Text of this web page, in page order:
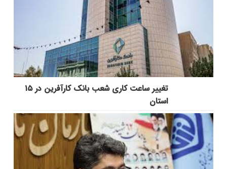
تغییر ساعت کاری شعب بانک کارآفرین در ۱۵
استان